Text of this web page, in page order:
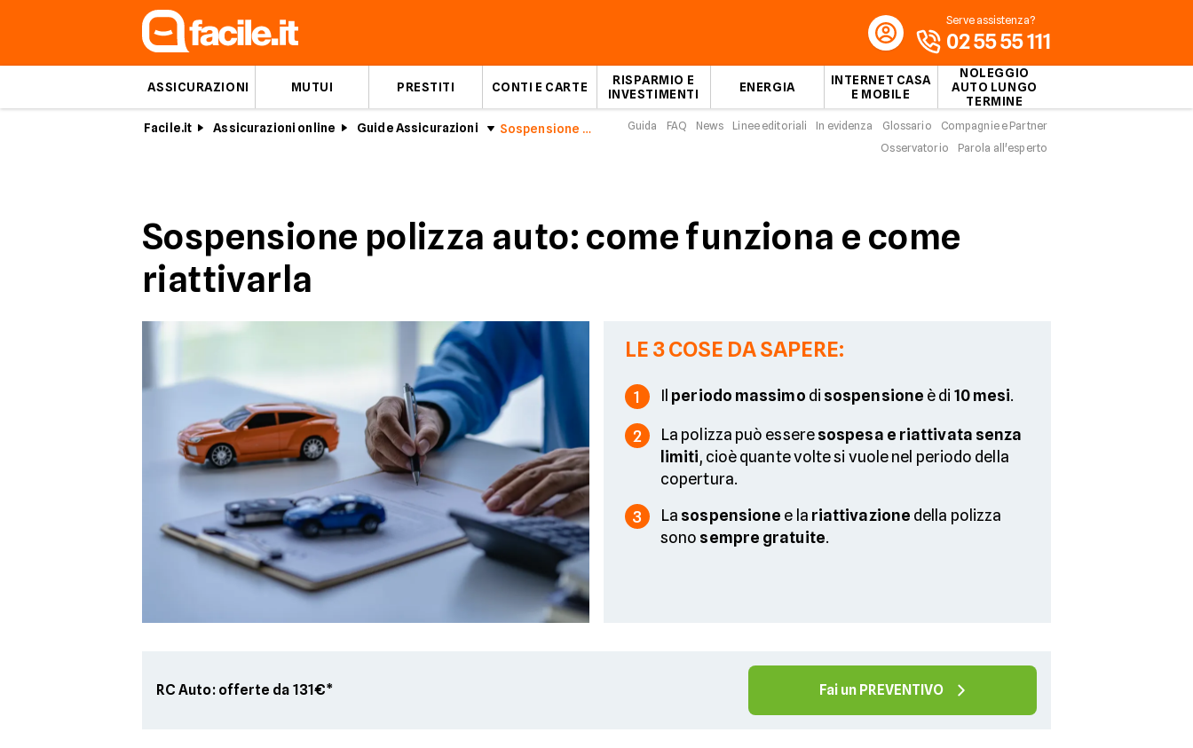
ASSICURAZIONI MUTUI PRESTITI CONTI E CARTE
RISPARMIO E
INVESTIMENTI
ENERGIA
INTERNET CASA
E MOBILE
NOLEGGIO
AUTO LUNGO
TERMINE
Serve assistenza?
02 55 55 111
Facile.it Assicurazioni online Guide Assicurazioni Sospensione polizza auto Guida FAQ News Linee editoriali In evidenza Glossario
Compagnie e Partner
Osservatorio
Parola all'esperto
Sospensione polizza auto: come funziona e come
riattivarla
LE 3 COSE DA SAPERE:
1 Il periodo massimo di sospensione è di 10 mesi.
2 La polizza può esseresospesa e riattivata senza
limiti, cioè quante volte si vuole nel periodo della
copertura.
3 La sospensione e la riattivazione della polizza
sono sempre gratuite.
RC Auto: offerte da 131€* Fai un PREVENTIVO